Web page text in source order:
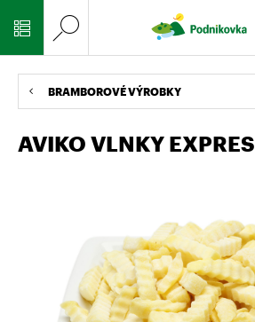
BRAMBOROVÉ VÝROBKY
AVIKO VLNKY EXPRES